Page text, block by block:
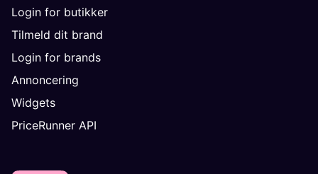
Login for butikker
Tilmeld dit brand
Login for brands
Annoncering
Widgets
PriceRunner API